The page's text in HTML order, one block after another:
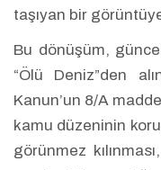
taşıyan bir
Bu dönüşüm,
“Ölü Deniz”den
Kanun’un 8/A
kamu düzeninin
görünmez